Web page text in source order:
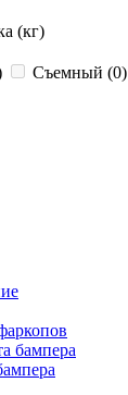
(кг)
Съемный (0)
бампера